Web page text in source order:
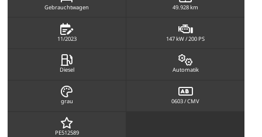
Gebrauchtwagen 49.928 km
11/2023 147 kW / 200 PS
Diesel Automatik
grau 0603 / CMV
PE512589